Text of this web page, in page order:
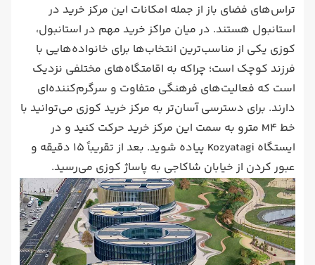
تراس‌های فضای باز از جمله امکانات این مرکز خرید در
استانبول هستند. در میان مراکز خرید مهم در استانبول،
کوزی یکی از مناسب‌‌ترین انتخاب‌ها برای خانواده‌هایی با
فرزند کوچک است؛ چراکه به اقامتگاه‌های مختلفی نزدیک
است که فعالیت‌های فرهنگی متفاوت و سرگرم‌کننده‌ای
دارند. برای دسترسی آسان‌‌تر به مرکز خرید کوزی می‌توانید با
خط M4 مترو به سمت این مرکز خرید حرکت کنید و در
ایستگاه Kozyatagi پیاده شوید. بعد از تقریباً 15 دقیقه و
عبور کردن از خیابان شاکاجی به پاساژ کوزی می‌رسید.